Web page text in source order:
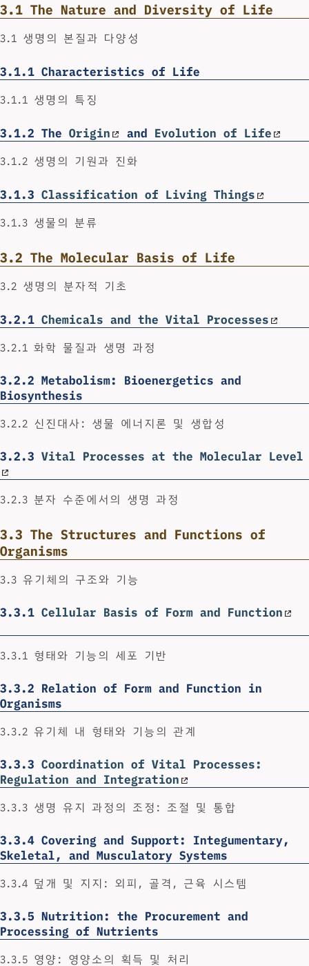
3.1 The Nature and Diversity of Life
3.1 생명의 본질과 다양성
3.1.1 Characteristics of Life
3.1.1 생명의 특징
3.1.2 The Origin and Evolution of Life
3.1.2 생명의 기원과 진화
3.1.3 Classification of Living Things
3.1.3 생물의 분류
3.2 The Molecular Basis of Life
3.2 생명의 분자적 기초
3.2.1 Chemicals and the Vital Processes
3.2.1 화학 물질과 생명 과정
3.2.2 Metabolism: Bioenergetics and
Biosynthesis
3.2.2 신진대사: 생물 에너지론 및 생합성
3.2.3 Vital Processes at the Molecular Level
3.2.3 분자 수준에서의 생명 과정
3.3 The Structures and Functions of
Organisms
3.3 유기체의 구조와 기능
3.3.1 Cellular Basis of Form and Function
3.3.1 형태와 기능의 세포 기반
3.3.2 Relation of Form and Function in
Organisms
3.3.2 유기체 내 형태와 기능의 관계
3.3.3 Coordination of Vital Processes:
Regulation and Integration
3.3.3 생명 유지 과정의 조정: 조절 및 통합
3.3.4 Covering and Support: Integumentary,
Skeletal, and Musculatory Systems
3.3.4 덮개 및 지지: 외피, 골격, 근육 시스템
3.3.5 Nutrition: the Procurement and
Processing of Nutrients
3.3.5 영양: 영양소의 획득 및 처리